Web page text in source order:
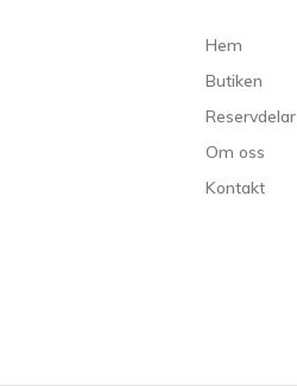
Hem
Butiken
Reservdelar
Om oss
Kontakt